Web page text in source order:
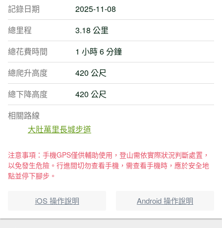
記錄日期
2025-11-08
總里程
3.18 公里
總花費時間
1 小時 6 分鐘
總爬升高度
420 公尺
總下降高度
420 公尺
相關路線
大肚萬里長城步道
注意事項：手機GPS僅供輔助使用，登山需依實際狀況判斷處置，
以免發生危險。行進間切勿查看手機，需查看手機時，應於安全地
點並停下腳步。
iOS 操作說明 Android 操作說明